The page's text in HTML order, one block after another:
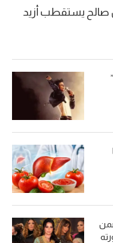
صالح يستقطب أزيد